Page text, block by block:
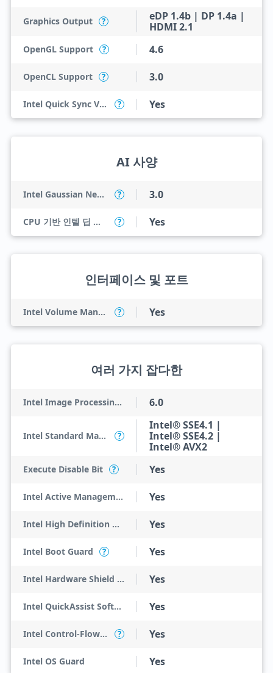
Graphics Output ?
eDP 1.4b | DP 1.4a |
HDMI 2.1
OpenGL Support ? 4.6
OpenCL Support ? 3.0
Intel Quick Sync Video ? Yes
AI 사양
Intel Gaussian Neural Accelerator ? 3.0
CPU 기반 인텔 딥 러닝 부스트(인텔 DL 부스트) ? Yes
인터페이스 및 포트
Intel Volume Management Device (VMD) ? Yes
여러 가지 잡다한
Intel Image Processing Unit 6.0
Intel Standard Manageability (ISM) ?
Intel® SSE4.1 |
Intel® SSE4.2 |
Intel® AVX2
Execute Disable Bit ? Yes
Intel Active Management Technology (AMT) Yes
Intel High Definition Audio Yes
Intel Boot Guard ? Yes
Intel Hardware Shield Eligibility Yes
Intel QuickAssist Software Acceleration Yes
Intel Control-Flow Enforcement Technology ? Yes
Intel OS Guard Yes